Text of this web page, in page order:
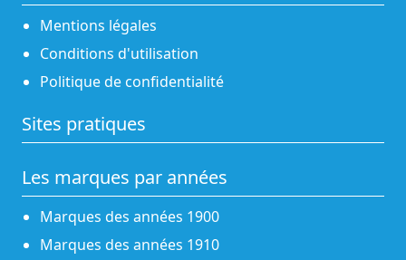
Mentions légales
Conditions d'utilisation
Politique de confidentialité
Sites pratiques
Les marques par années
Marques des années 1900
Marques des années 1910